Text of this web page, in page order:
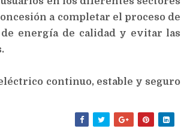
a completar el proceso de
energía de calidad y evitar las
continuo, estable y seguro